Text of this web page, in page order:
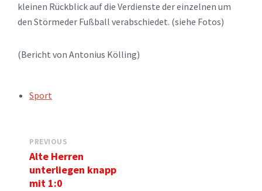
kleinen Rückblick auf die Verdienste der einzelnen um
den Störmeder Fußball verabschiedet. (siehe Fotos)
(Bericht von Antonius Kölling)
TAGS:Sport
PREVIOUS
Alte Herren
unterliegen knapp
mit 1:0